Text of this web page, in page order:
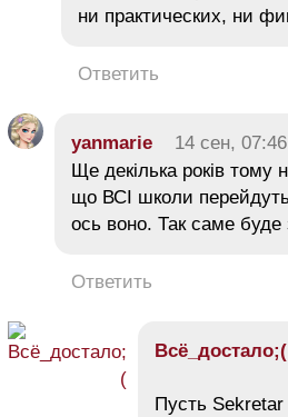
ни практических, ни
Ответить
yanmarie 14 сен, 07:46
Ще декілька років тому
що ВСІ школи
ось воно. Так саме буде
Ответить
Всё_достало;(
Пусть